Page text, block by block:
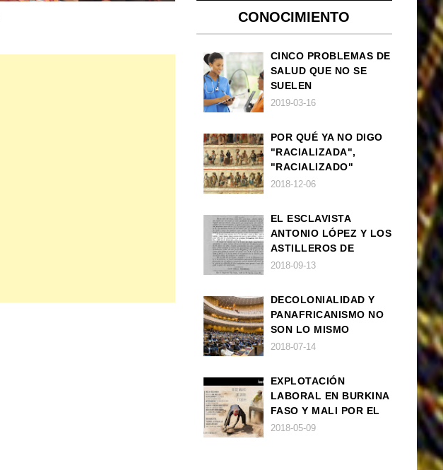
CONOCIMIENTO
CINCO PROBLEMAS DE
SALUD QUE NO SE
SUELEN
DIAGNOSTICAR BIEN
2019-03-16
POR QUÉ YA NO DIGO
"RACIALIZADA",
"RACIALIZADO"
2018-12-06
EL ESCLAVISTA
ANTONIO LÓPEZ Y LOS
ASTILLEROS DE
NAVANTIA
2018-09-13
DECOLONIALIDAD Y
PANAFRICANISMO NO
SON LO MISMO
2018-07-14
EXPLOTACIÓN
LABORAL EN BURKINA
FASO Y MALI POR EL
CULTIVO DE CHUFA
2018-05-09